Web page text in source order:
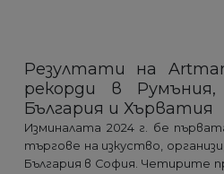
Резултати на
рекорди в
България и Хърватия
Изминалата 2024 г. бе
търгове на изкуство,
България в София. Четирите